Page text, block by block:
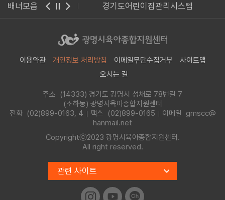
배너모음
시청 경기도어린이집관리시스템
이용약관 개인정보 처리방침 이메일무단수집거부
사이트맵
오시는 길
주소 (14333) 경기도 광명시 성채로 78번길 7
(소하동) 광명시육아종합지원센터
전화 (02)899-0163, 4 팩스 (02)899-0165
이메일 gmscc@
hanmail.net
Copyrightⓒ2023 광명시육아종합지원센터.
All right reserved.
관련 사이트